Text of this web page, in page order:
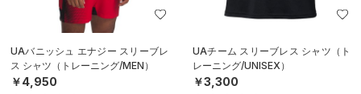
UAバニッシュ エナジー スリーブレ
ス シャツ（トレーニング/MEN）
￥4,950
UAチーム スリーブレス シャツ（ト
レーニング/UNISEX）
￥3,300